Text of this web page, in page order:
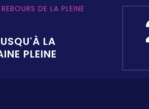
DE LA PLEINE
LA
PLEINE